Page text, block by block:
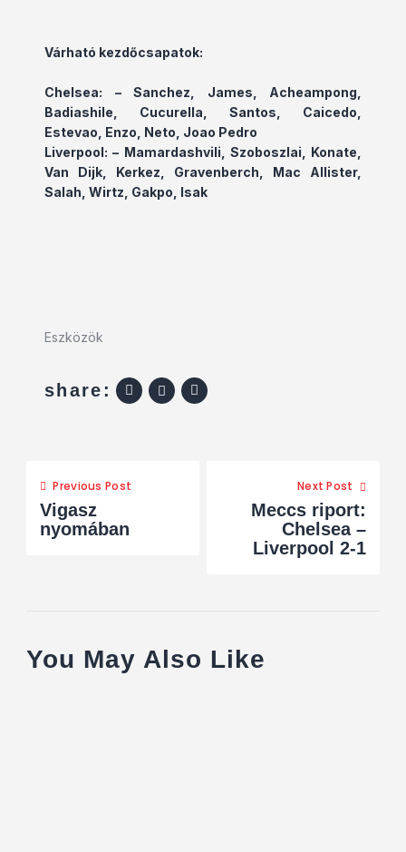
Várható kezdőcsapatok:
Chelsea: – Sanchez, James, Acheampong,
Badiashile, Cucurella, Santos, Caicedo,
Estevao, Enzo, Neto, Joao Pedro
Liverpool: – Mamardashvili, Szoboszlai, Konate,
Van Dijk, Kerkez, Gravenberch, Mac Allister,
Salah, Wirtz, Gakpo, Isak
Eszközök
share:
Previous Post
Vigasz
nyomában
Next Post
Meccs riport:
Chelsea –
Liverpool 2-1
You May Also Like